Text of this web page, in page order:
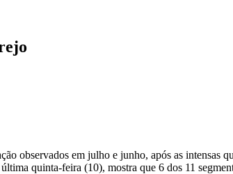
observados em julho e junho, após as intensas
quinta-feira (10), mostra que 6 dos 11